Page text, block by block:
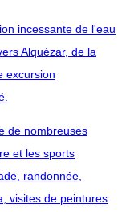
incessante de l'eau
Alquézar, de la
excursion
de nombreuses
et les sports
randonnée,
visites de peintures